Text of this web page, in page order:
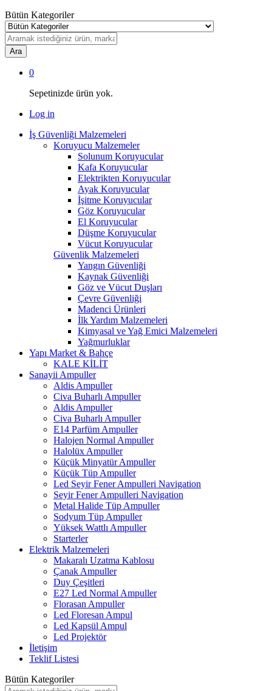
Bütün Kategoriler
Ara
0
Sepetinizde ürün yok.
Log in
İş Güvenliği Malzemeleri
Koruyucu Malzemeler
Solunum Koruyucular
Kafa Koruyucular
Elektrikten Koruyucular
Ayak Koruyucular
İşitme Koruyucular
Göz Koruyucular
El Koruyucular
Düşme Koruyucular
Vücut Koruyucular
Güvenlik Malzemeleri
Yangın Güvenliği
Kaynak Güvenliği
Göz ve Vücut Duşları
Çevre Güvenliği
Madenci Ürünleri
İlk Yardım Malzemeleri
Kimyasal ve Yağ Emici Malzemeleri
Yağmurluklar
Yapı Market & Bahçe
KALE KİLİT
Sanayii Ampuller
Aldis Ampuller
Civa Buharlı Ampuller
Aldis Ampuller
Civa Buharlı Ampuller
E14 Parfüm Ampuller
Halojen Normal Ampuller
Halolüx Ampuller
Küçük Minyatür Ampuller
Küçük Tüp Ampuller
Led Seyir Fener Ampulleri Navigation
Seyir Fener Ampulleri Navigation
Metal Halide Tüp Ampuller
Sodyum Tüp Ampuller
Yüksek Wattlı Ampuller
Starterler
Elektrik Malzemeleri
Makaralı Uzatma Kablosu
Çanak Ampuller
Duy Çeşitleri
E27 Led Normal Ampuller
Florasan Ampuller
Led Floresan Ampul
Led Kapsül Ampul
Led Projektör
İletişim
Teklif Listesi
Bütün Kategoriler